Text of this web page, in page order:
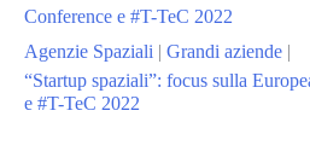
Agenzie Spaziali | Grandi aziende |
“Startup spaziali”: focus sulla
e #T-TeC 2022